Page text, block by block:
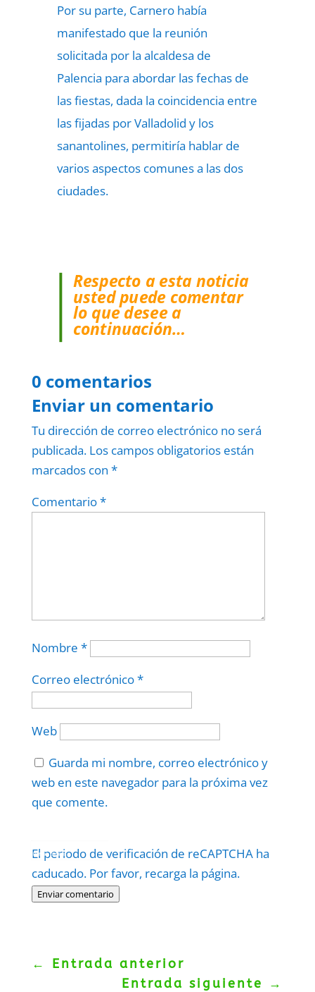
Por su parte, Carnero había
manifestado que la reunión
solicitada por la alcaldesa de
Palencia para abordar las fechas de
las fiestas, dada la coincidencia entre
las fijadas por Valladolid y los
sanantolines, permitiría hablar de
varios aspectos comunes a las dos
ciudades.
Respecto a esta noticia
usted puede comentar
lo que desee a
continuación…
0 comentarios
Enviar un comentario
Tu dirección de correo electrónico no será
publicada. Los campos obligatorios están
marcados con *
Comentario*
Nombre *
Correo electrónico*
Web
Guarda mi nombre, correo electrónico y
web en este navegador para la próxima vez
que comente.
El periodo de verificación de reCAPTCHA ha
caducado. Por favor, recarga la página.
Enviar comentario
Politica–Términos.
← Entrada anterior
Entrada siguiente
→